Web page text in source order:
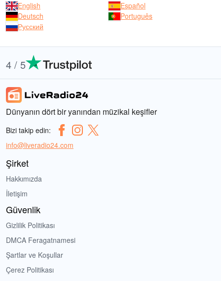
English
Español
Deutsch
Português
Русский
4 / 5
Dünyanın dört bir yanından müzikal keşifler
Bizi takip edin:
info@liveradio24.com
Şirket
Hakkımızda
İletişim
Güvenlik
Gizlilik Politikası
DMCA Feragatnamesi
Şartlar ve Koşullar
Çerez Politikası